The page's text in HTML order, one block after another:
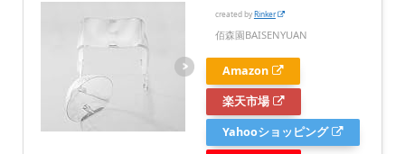
created byRinker
佰森園BAISENYUAN
Amazon
楽天市場
Yahooショッピング